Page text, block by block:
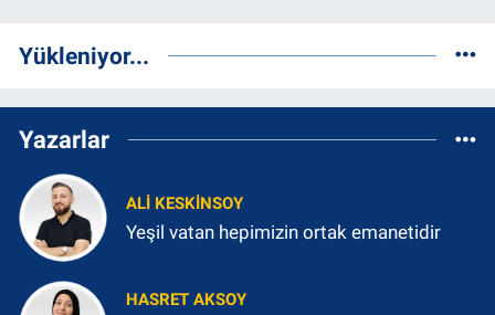
Yükleniyor...
Yazarlar
ALI KESKINSOY
Yeşil vatan hepimizin ortak emanetidir
HASRET AKSOY